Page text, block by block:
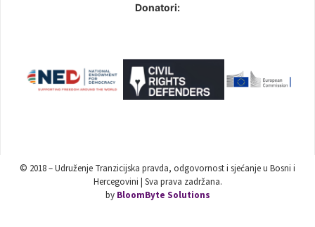
Donatori:
© 2018 – Udruženje Tranzicijska pravda, odgovornost i sjećanje u Bosni i
Hercegovini | Sva prava zadržana.
by BloomByte Solutions